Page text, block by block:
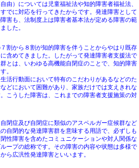
由）については児童福祉法や知的障害者福祉法、
でに対応を行ってきたからです。発達障害として
害も、法制度上は障害者基本法が定める障害の範
した。
割から８割が知的障害を伴うことからやはり既存
含めてきました。したがって発達障害者支援法で
とは、いわゆる高機能自閉症のことで、知的障害
。
活行動面において特有のこだわりがあるなどのた
どにおいて困難があり、家族だけでは支えきれな
こうした障害は、これまでの障害者支援施策の対
閉症及び自閉症に類似のアスペルガー症候群など
自閉的な発達障害群を意味する用語で、必ずしも
性障害を含めたコミュニケーションや対人関係な
ープの総称です。その障害の内容や状態は多様で
ら広汎性発達障害といいます。